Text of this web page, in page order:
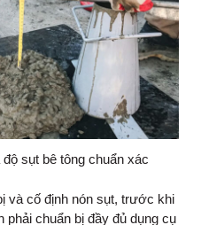
sụt bê tông chuẩn xác
và cố định nón sụt, trước khi
phải chuẩn bị đầy đủ dụng cụ